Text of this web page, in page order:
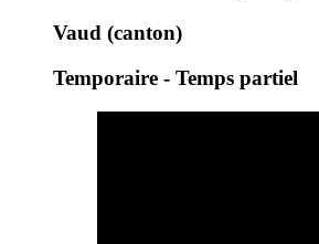
Vaud (canton)
Temporaire - Temps partiel